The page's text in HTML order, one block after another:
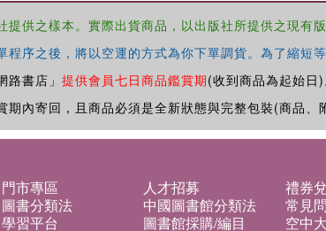
提供之樣本。實際出貨商品，以出版社所提供之現有
程序之後，將以空運的方式為你下單調貨。為了縮短
書店」 提供會員七日商品鑑賞期(收到商品為起始日)
期內寄回，且商品必須是全新狀態與完整包裝(商品、
門市專區 人才招募 禮券
圖書分類法 中國圖書館分類法 常見
學習平台 圖書館採購/編目 空中